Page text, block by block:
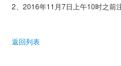
云主机
2、2016年11月7日上午10时之前
返回列表